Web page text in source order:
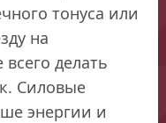
тонуса или
на
делать
Силовые
энергии и